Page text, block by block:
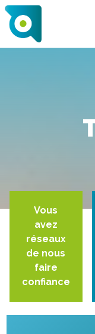
Vous
avez
réseaux
de nous
faire
confiance